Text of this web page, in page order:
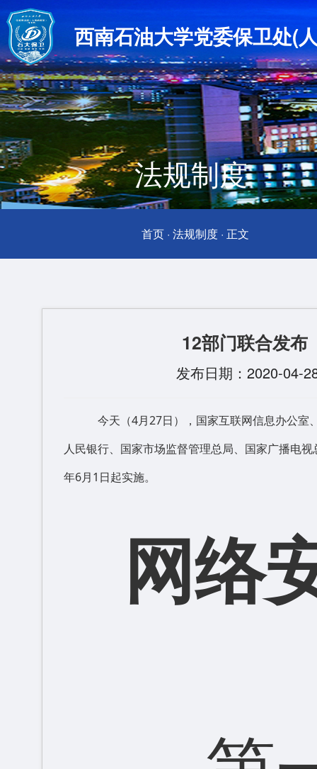
西南石油大学党委保卫处(
首页 · 法规制度 · 正文
法规制度
12部门联合发布
发布日期：2020-
今天（4月27日），国家互联网信息办公室、
人民银行、国家市场监督管理总局、国家广播电
年6月1日起实施。
网络